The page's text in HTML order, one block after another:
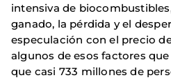
intensiva de
ganado, la pérdida y el
especulación con el precio
algunos de esos factores
que casi 733 millones de